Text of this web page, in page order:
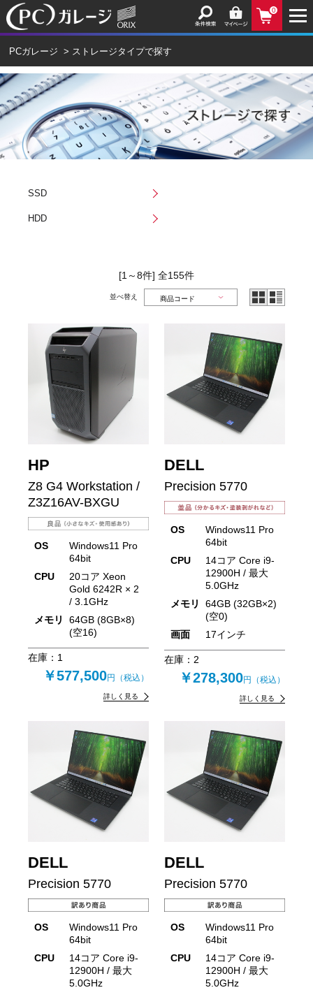
0
PCガレージ > ストレージタイプで探す
SSD
HDD
[1～8件] 全155件
並べ替え
HP
Z8 G4 Workstation /
Z3Z16AV-BXGU
OS
Windows11 Pro
64bit
CPU
20コア Xeon
Gold 6242R × 2
/ 3.1GHz
メモリ
64GB (8GB×8)
(空16)
在庫： 1
￥577,500円（税込）
詳しく見る
DELL
Precision 5770
OS
Windows11 Pro
64bit
CPU
14コア Core i9-
12900H / 最大
5.0GHz
メモリ
64GB (32GB×2)
(空0)
画面
17インチ
在庫：2
￥278,300円（税込）
詳しく見る
DELL
Precision 5770
OS
Windows11 Pro
64bit
CPU
14コア Core i9-
12900H / 最大
5.0GHz
DELL
Precision 5770
OS
Windows11 Pro
64bit
CPU
14コア Core i9-
12900H / 最大
5.0GHz